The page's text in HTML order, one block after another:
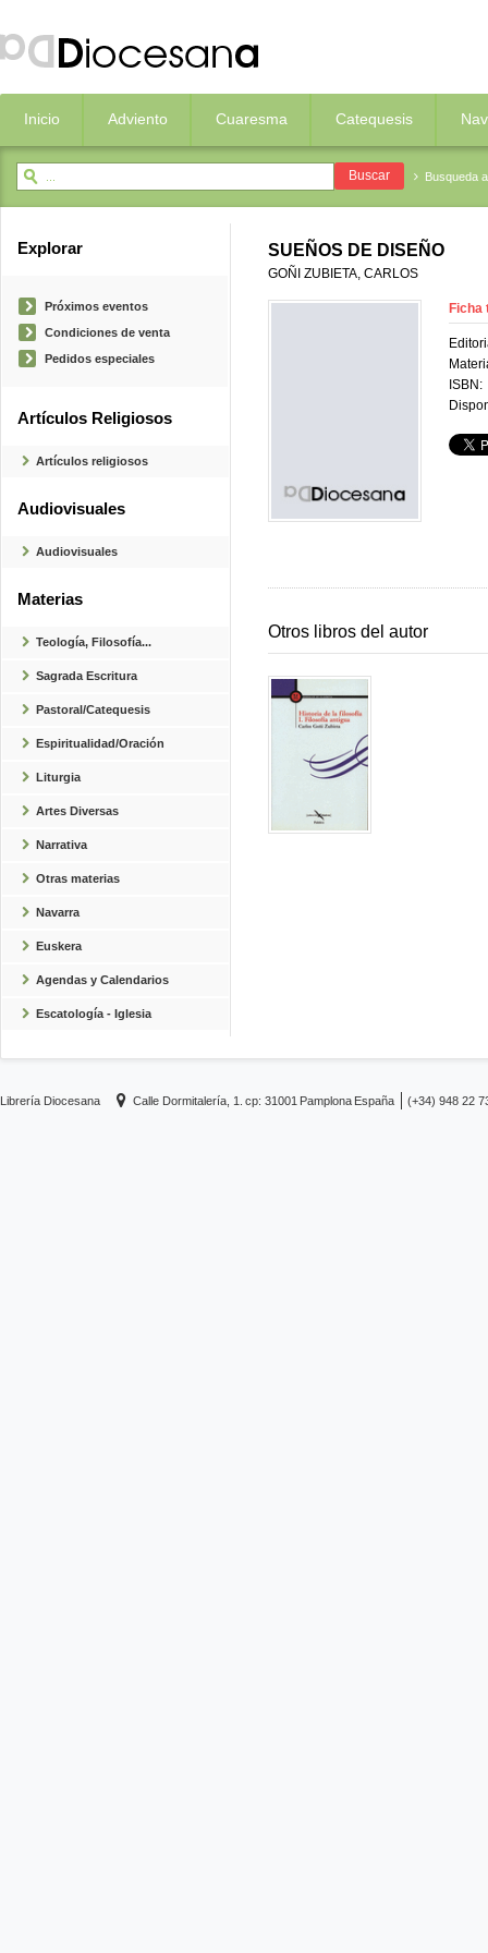
Inicio Adviento Cuaresma Catequesis
Busqueda
Explorar
Próximos eventos
Condiciones de venta
Pedidos especiales
Artículos Religiosos
Artículos religiosos
Audiovisuales
Audiovisuales
Materias
Teología, Filosofía...
Sagrada Escritura
Pastoral/Catequesis
Espiritualidad/Oración
Liturgia
Artes Diversas
Narrativa
Otras materias
Navarra
Euskera
Agendas y Calendarios
Escatología - Iglesia
SUEÑOS DE DISEÑO
GOÑI ZUBIETA, CARLOS
Ficha
ISBN:
Otros libros del autor
Librería Diocesana Calle Dormitalería, 1. cp: 31001 Pamplona España (+34) 948 22